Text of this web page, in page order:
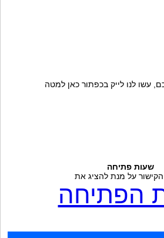
עשו לנו לייק בכפתור כאן למטה
שעות פתיחה
על מנת להציג את
הפתיחה